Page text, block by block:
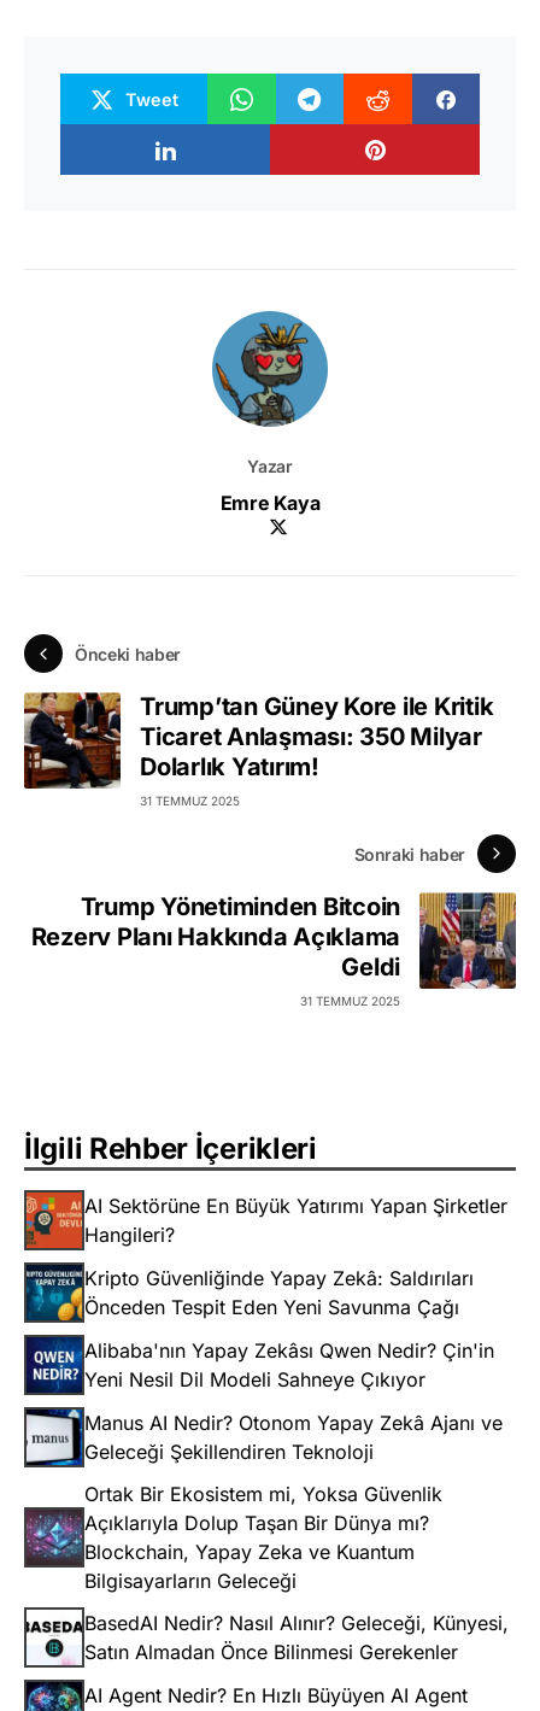
Tweet
Yazar
Emre Kaya
Önceki haber
Trump’tan Güney Kore ile Kritik
Ticaret Anlaşması: 350 Milyar
Dolarlık Yatırım!
31 TEMMUZ 2025
Sonraki haber
Trump Yönetiminden Bitcoin
Rezerv Planı Hakkında Açıklama
Geldi
31 TEMMUZ 2025
İlgili Rehber İçerikleri
AI Sektörüne En Büyük Yatırımı Yapan Şirketler
Hangileri?
Kripto Güvenliğinde Yapay Zekâ: Saldırıları
Önceden Tespit Eden Yeni Savunma Çağı
Alibaba'nın Yapay Zekâsı Qwen Nedir? Çin'in
Yeni Nesil Dil Modeli Sahneye Çıkıyor
Manus AI Nedir? Otonom Yapay Zekâ Ajanı ve
Geleceği Şekillendiren Teknoloji
Ortak Bir Ekosistem mi, Yoksa Güvenlik
Açıklarıyla Dolup Taşan Bir Dünya mı?
Blockchain, Yapay Zeka ve Kuantum
Bilgisayarların Geleceği
BasedAI Nedir? Nasıl Alınır? Geleceği, Künyesi,
Satın Almadan Önce Bilinmesi Gerekenler
AI Agent Nedir? En Hızlı Büyüyen AI Agent